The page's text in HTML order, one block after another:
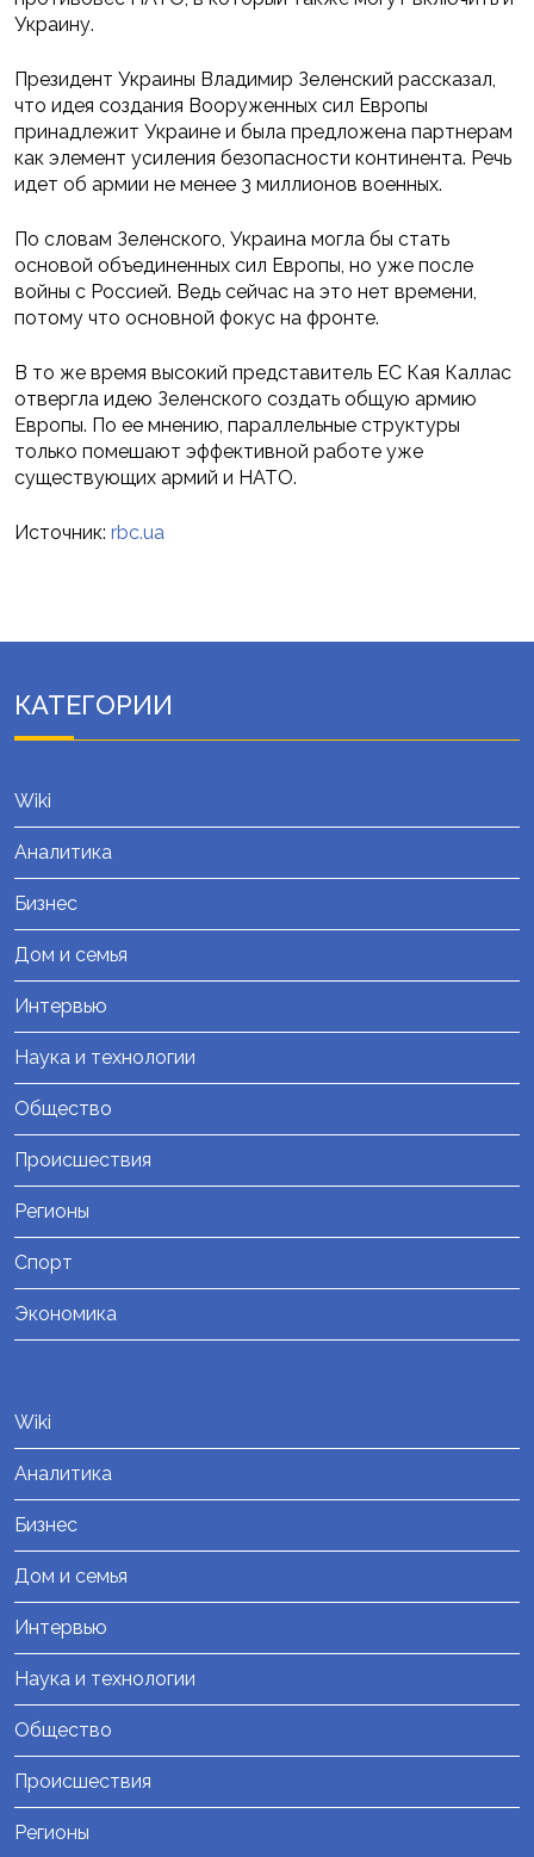
Украину.
Президент Украины Владимир Зеленский рассказал,
что идея создания Вооруженных сил Европы
принадлежит Украине и была предложена партнерам
как элемент усиления безопасности континента. Речь
идет об армии не менее 3 миллионов военных.
По словам Зеленского, Украина могла бы стать
основой объединенных сил Европы, но уже после
войны с Россией. Ведь сейчас на это нет времени,
потому что основной фокус на фронте.
В то же время высокий представитель ЕС Кая Каллас
отвергла идею Зеленского создать общую армию
Европы. По ее мнению, параллельные структуры
только помешают эффективной работе уже
существующих армий и НАТО.
Источник: rbc.ua
КАТЕГОРИИ
Wiki
Аналитика
Бизнес
Дом и семья
Интервью
Наука и технологии
Общество
Происшествия
Регионы
Спорт
Экономика
Wiki
Аналитика
Бизнес
Дом и семья
Интервью
Наука и технологии
Общество
Происшествия
Регионы